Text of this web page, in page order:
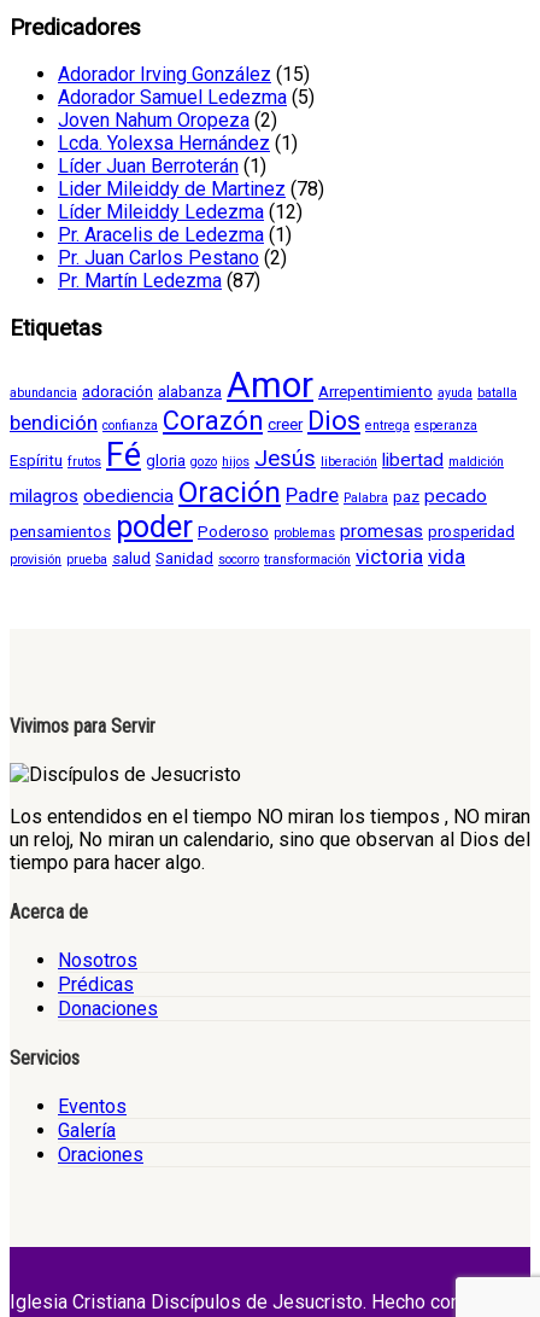
Predicadores
Adorador Irving González (15)
Adorador Samuel Ledezma (5)
Joven Nahum Oropeza (2)
Lcda. Yolexsa Hernández (1)
Líder Juan Berroterán (1)
Lider Mileiddy de Martinez (78)
Líder Mileiddy Ledezma (12)
Pr. Aracelis de Ledezma (1)
Pr. Juan Carlos Pestano (2)
Pr. Martín Ledezma (87)
Etiquetas
abundancia adoración alabanza Amor Arrepentimiento ayuda batalla
bendición confianza Corazón creer Dios entrega esperanza
Espíritu frutos Fé gloria gozo hijos Jesús liberación libertad maldición
milagros obediencia Oración Padre Palabra paz pecado
pensamientos poder Poderoso problemas promesas prosperidad
provisión prueba salud Sanidad socorro transformación victoria vida
Vivimos para Servir
Los entendidos en el tiempo NO miran los tiempos , NO miran
un reloj, No miran un calendario, sino que observan al Dios del
tiempo para hacer algo.
Acerca de
Nosotros
Prédicas
Donaciones
Servicios
Eventos
Galería
Oraciones
Iglesia Cristiana Discípulos de Jesucristo. Hecho con Amor.